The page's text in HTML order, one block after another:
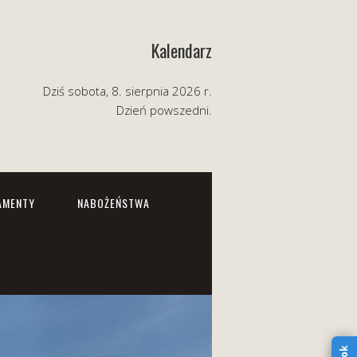
Kalendarz
Dziś sobota, 8. sierpnia 2026 r.
Dzień powszedni.
NABOŻEŃSTWA